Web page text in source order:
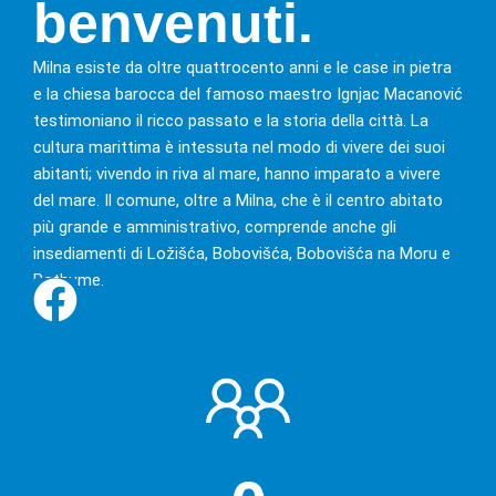
L'atmosfera del vecchio
Mediterraneo
benvenuti.
Milna esiste da oltre quattrocento anni e le case in pietra
e la chiesa barocca del famoso maestro Ignjac Macanović
testimoniano il ricco passato e la storia della città. La
cultura marittima è intessuta nel modo di vivere dei suoi
abitanti; vivendo in riva al mare, hanno imparato a vivere
del mare. Il comune, oltre a Milna, che è il centro abitato
più grande e amministrativo, comprende anche gli
insediamenti di Ložišća, Bobovišća, Bobovišća na Moru e
Pothume.